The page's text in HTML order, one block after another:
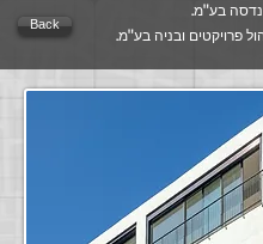
בע"מ.
פרויקטים ובניה בע"מ.
Back